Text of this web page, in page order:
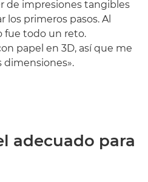
de impresiones tangibles
los primeros pasos. Al
fue todo un reto.
papel en 3D, así que me
dimensiones».
adecuado para